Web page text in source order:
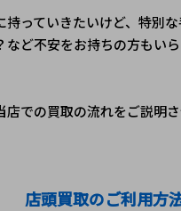
持っていきたいけど、特別
など不安をお持ちの方もい
店での買取の流れをご説明
店頭買取のご利用方